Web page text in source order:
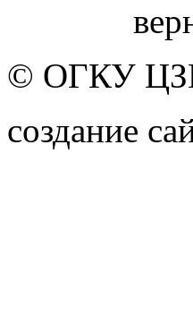
© ОГКУ
создание